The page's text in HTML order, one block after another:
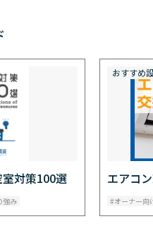
室対策100選
強み
おすすめ
エアコ
オーナー向